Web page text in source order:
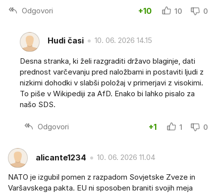
Odgovori +10 10 0
Hudi časi 10. 06. 2026 14.15
Desna stranka, ki želi razgraditi državo blaginje, dati
prednost varčevanju pred naložbami in postaviti ljudi z
nizkimi dohodki v slabši položaj v primerjavi z visokimi.
To piše v Wikipediji za AfD. Enako bi lahko pisalo za
našo SDS.
Odgovori +1 1 0
alicante1234 10. 06. 2026 11.04
NATO je izgubil pomen z razpadom Sovjetske Zveze in
Varšavskega pakta. EU ni sposoben braniti svojih meja